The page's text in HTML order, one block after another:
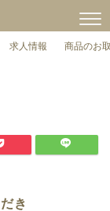
求人情報 商品のお
き